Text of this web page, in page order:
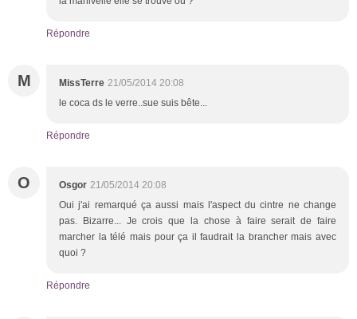
Répondre
M MissTerre 21/05/2014 20:08
le coca ds le verre..sue suis bête...
Répondre
O Osgor 21/05/2014 20:08
Oui j'ai remarqué ça aussi mais l'aspect du cintre ne change
pas. Bizarre... Je crois que la chose à faire serait de faire
marcher la télé mais pour ça il faudrait la brancher mais avec
quoi ?
Répondre